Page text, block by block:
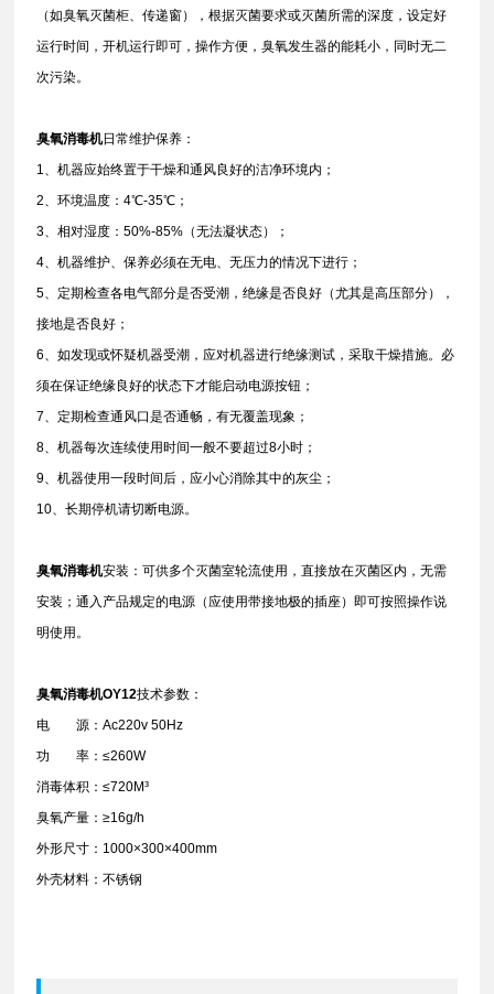
（如臭氧灭菌柜、传递窗），根据灭菌要求或灭菌所需的深度，设定好
运行时间，开机运行即可，操作方便，臭氧发生器的能耗小，同时无二
次污染。
臭氧消毒机日常维护保养：
1、机器应始终置于干燥和通风良好的洁净环境内；
2、环境温度：4℃-35℃；
3、相对湿度：50%-85%（无法凝状态）；
4、机器维护、保养必须在无电、无压力的情况下进行；
5、定期检查各电气部分是否受潮，绝缘是否良好（尤其是高压部分），
接地是否良好；
6、如发现或怀疑机器受潮，应对机器进行绝缘测试，采取干燥措施。必
须在保证绝缘良好的状态下才能启动电源按钮；
7、定期检查通风口是否通畅，有无覆盖现象；
8、机器每次连续使用时间一般不要超过8小时；
9、机器使用一段时间后，应小心消除其中的灰尘；
10、长期停机请切断电源。
臭氧消毒机安装：可供多个灭菌室轮流使用，直接放在灭菌区内，无需
安装；通入产品规定的电源（应使用带接地极的插座）即可按照操作说
明使用。
臭氧消毒机OY12技术参数：
电 源：Ac220v 50Hz
功 率：≤260W
消毒体积：≤720M³
臭氧产量：≥16g/h
外形尺寸：1000×300×400mm
外壳材料：不锈钢